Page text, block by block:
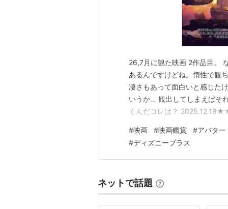
26,7月に観た映画 2作品目。
あるんですけどね。惰性で観
凄さもあって面白いと感じた
いうか… 観出してしまえばそ
くんだコレは？
#映画 #映画鑑賞 #アバター
#ディズニープラス
ネットで話題